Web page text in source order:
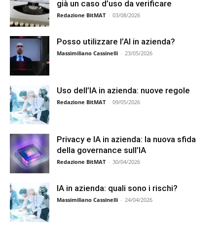
già un caso d’uso da verificare
Redazione BitMAT - 03/08/2026
Posso utilizzare l’AI in azienda?
Massimiliano Cassinelli - 23/05/2026
Uso dell’IA in azienda: nuove regole
Redazione BitMAT - 09/05/2026
Privacy e IA in azienda: la nuova sfida
della governance sull’IA
Redazione BitMAT - 30/04/2026
IA in azienda: quali sono i rischi?
Massimiliano Cassinelli - 24/04/2026